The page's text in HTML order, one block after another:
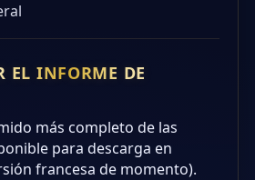
EL INFORME DE
más completo de las
para descarga en
francesa de momento).